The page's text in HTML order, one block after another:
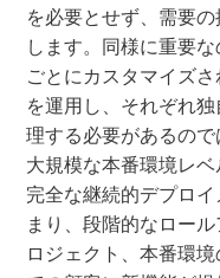
を必要とせず、需要
します。同様に重要
ごとにカスタマイズ
を運用し、それぞれ
理する必要があるの
大規模な本番環境レ
完全な継続的デプロ
まり、段階的なロー
ロジェクト、本番環